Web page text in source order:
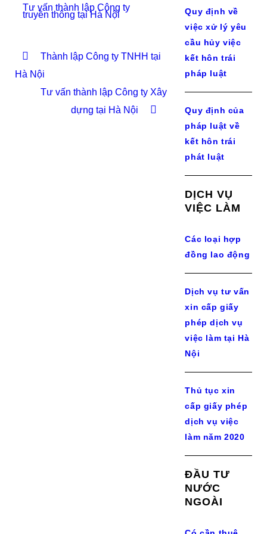
Tư vấn thành lập Công ty
truyền thông tại Hà Nội
Thành lập Công ty TNHH tại
Hà Nội
Tư vấn thành lập Công ty Xây
dựng tại Hà Nội
Quy định về
việc xử lý yêu
cầu hủy việc
kết hôn trái
pháp luật
Quy định của
pháp luật về
kết hôn trái
phát luật
DỊCH VỤ
VIỆC LÀM
Các loại hợp
đồng lao động
Dịch vụ tư vấn
xin cấp giấy
phép dịch vụ
việc làm tại Hà
Nội
Thủ tục xin
cấp giấy phép
dịch vụ việc
làm năm 2020
ĐẦU TƯ
NƯỚC
NGOÀI